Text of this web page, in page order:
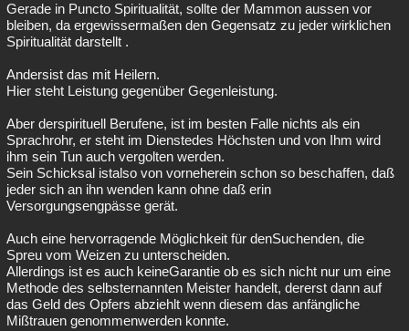
Gerade in Puncto Spiritualität, sollte der Mammon aussen vor
bleiben, da ergewissermaßen den Gegensatz zu jeder wirklichen
Spiritualität darstellt .
Andersist das mit Heilern.
Hier steht Leistung gegenüber Gegenleistung.
Aber derspirituell Berufene, ist im besten Falle nichts als ein
Sprachrohr, er steht im Dienstedes Höchsten und von Ihm wird
ihm sein Tun auch vergolten werden.
Sein Schicksal istalso von vorneherein schon so beschaffen, daß
jeder sich an ihn wenden kann ohne daß erin
Versorgungsengpässe gerät.
Auch eine hervorragende Möglichkeit für denSuchenden, die
Spreu vom Weizen zu unterscheiden.
Allerdings ist es auch keineGarantie ob es sich nicht nur um eine
Methode des selbsternannten Meister handelt, dererst dann auf
das Geld des Opfers abziehlt wenn diesem das anfängliche
Mißtrauen genommenwerden konnte.